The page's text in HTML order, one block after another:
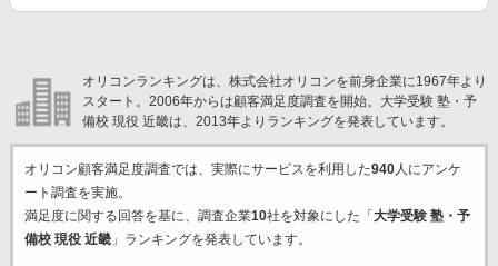
オリコンランキングは、株式会社オリコンを前身企業に1967年より
スタート。2006年からは顧客満足度調査を開始。大学受験 塾・予
備校 現役 近畿は、2013年よりランキングを発表しています。
オリコン顧客満足度調査では、実際にサービスを利用した940人にアンケ
ート調査を実施。
満足度に関する回答を基に、調査企業10社を対象にした「 大学受験 塾・予
備校 現役 近畿」ランキングを発表しています。